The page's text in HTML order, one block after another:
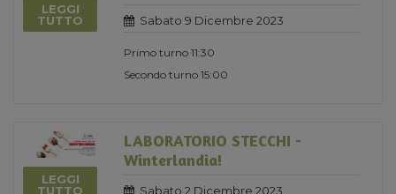
LEGGI
TUTTO
Sabato 9 Dicembre 2023
Primo turno 11:30
Secondo turno 15:00
LEGGI
TUTTO
LABORATORIO STECCHI -
Winterlandia!
Sabato 2 Dicembre 2023